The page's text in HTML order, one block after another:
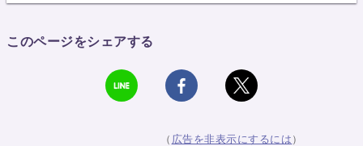
このページをシェアする
（ 広告を非表示にするには ）